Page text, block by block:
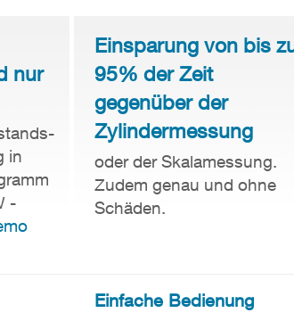
nur
in
-
Einsparung von bis
95% der Zeit
gegenüber der
Zylindermessung
oder der Skalamessung.
Zudem genau und ohne
Schäden.
Einfache Bedienung